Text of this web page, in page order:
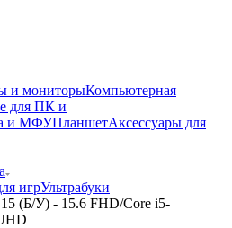
и мониторыКомпьютерная
для ПК и
и МФУПланшетАксессуары для
игрУльтрабуки
(Б/У) - 15.6 FHD/Core i5-